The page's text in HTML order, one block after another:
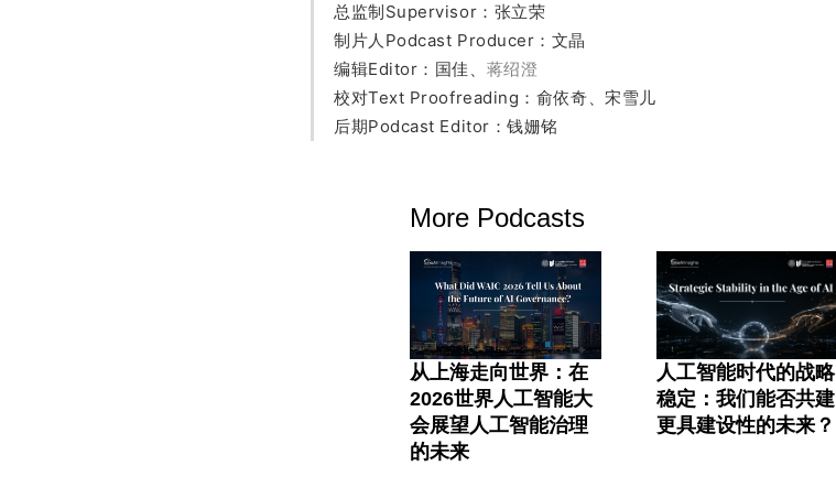
总监制Supervisor：张立荣
制片人Podcast Producer：文晶
编辑Editor：国佳、 蒋绍澄
校对Text Proofreading：俞依奇、宋雪儿
后期Podcast Editor ：钱姗铭
More Podcasts
从上海走向世界：在
2026世界人工智能大
会展望人工智能治理
的未来
人工智能时代的战略
稳定：我们能否共建
更具建设性的未来？